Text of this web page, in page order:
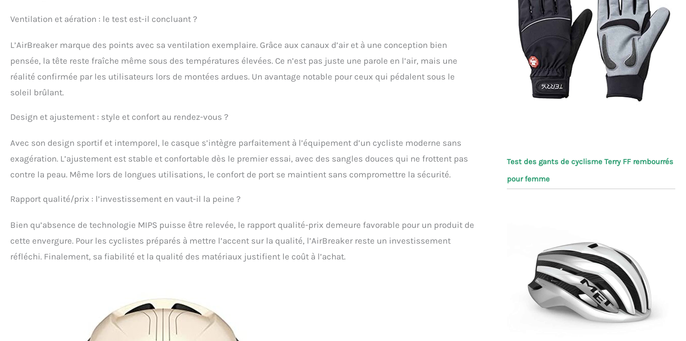
Ventilation et aération : le test est-il concluant ?
L’AirBreaker marque des points avec sa ventilation exemplaire. Grâce aux canaux d’air et à une conception bien
pensée, la tête reste fraîche même sous des températures élevées. Ce n’est pas juste une parole en l’air, mais une
réalité confirmée par les utilisateurs lors de montées ardues. Un avantage notable pour ceux qui pédalent sous le
soleil brûlant.
Design et ajustement : style et confort au rendez-vous ?
Avec son design sportif et intemporel, le casque s’intègre parfaitement à l’équipement d’un cycliste moderne sans
exagération. L’ajustement est stable et confortable dès le premier essai, avec des sangles douces qui ne frottent pas
contre la peau. Même lors de longues utilisations, le confort de port se maintient sans compromettre la sécurité.
Rapport qualité/prix : l’investissement en vaut-il la peine ?
Bien qu’absence de technologie MIPS puisse être relevée, le rapport qualité-prix demeure favorable pour un produit de
cette envergure. Pour les cyclistes préparés à mettre l’accent sur la qualité, l’AirBreaker reste un investissement
réfléchi. Finalement, sa fiabilité et la qualité des matériaux justifient le coût à l’achat.
Test des gants de cyclisme Terry FF rembourrés
pour femme